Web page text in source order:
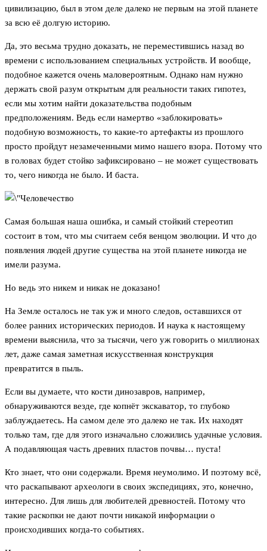
цивилизацию, был в этом деле далеко не первым на этой планете
за всю её долгую историю.
Да, это весьма трудно доказать, не переместившись назад во
времени с использованием специальных устройств. И вообще,
подобное кажется очень маловероятным. Однако нам нужно
держать свой разум открытым для реальности таких гипотез,
если мы хотим найти доказательства подобным
предположениям. Ведь если намертво «заблокировать»
подобную возможность, то какие-то артефакты из прошлого
просто пройдут незамеченными мимо нашего взора. Потому что
в головах будет стойко зафиксировано – не может существовать
то, чего никогда не было. И баста.
Самая большая наша ошибка, и самый стойкий стереотип
состоит в том, что мы считаем себя венцом эволюции. И что до
появления людей другие существа на этой планете никогда не
имели разума.
Но ведь это никем и никак не доказано!
На Земле осталось не так уж и много следов, оставшихся от
более ранних исторических периодов. И наука к настоящему
времени выяснила, что за тысячи, чего уж говорить о миллионах
лет, даже самая заметная искусственная конструкция
превратится в пыль.
Если вы думаете, что кости динозавров, например,
обнаруживаются везде, где копнёт экскаватор, то глубоко
заблуждаетесь. На самом деле это далеко не так. Их находят
только там, где для этого изначально сложились удачные условия.
А подавляющая часть древних пластов почвы… пуста!
Кто знает, что они содержали. Время неумолимо. И поэтому всё,
что раскапывают археологи в своих экспедициях, это, конечно,
интересно. Для лишь для любителей древностей. Потому что
такие раскопки не дают почти никакой информации о
происходивших когда-то событиях.